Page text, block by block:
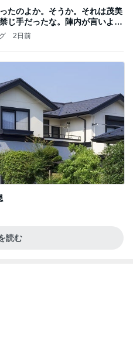
たのよか。そうか。それは茂美
じ手だったな。陣内が言いよる
2日前
読む